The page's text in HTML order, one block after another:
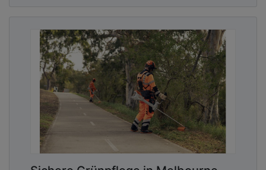
Bei Liléo Jardins in Frankreich werden daher